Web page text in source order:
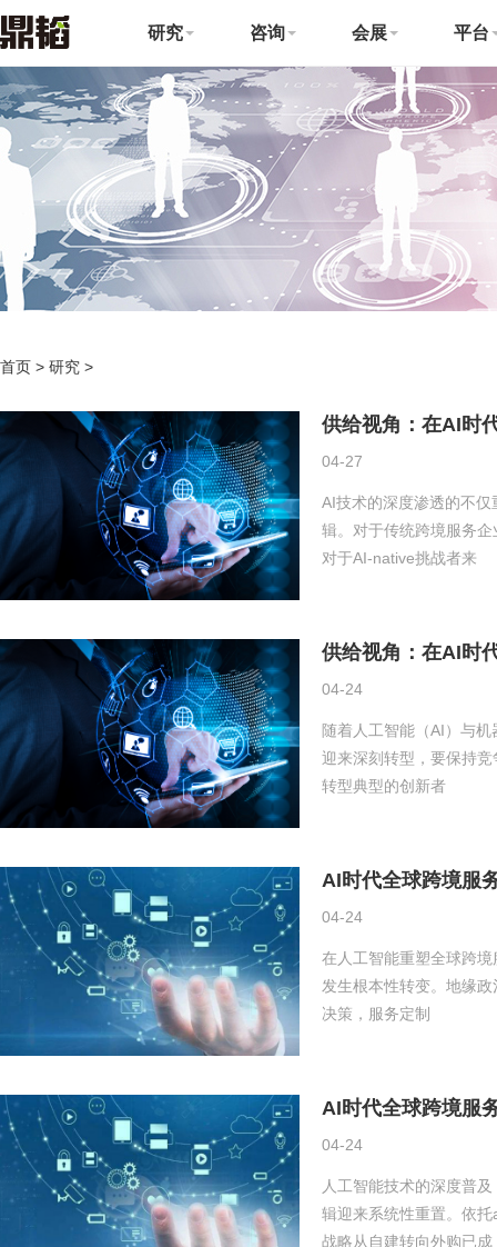
研究 咨询 会展 平台
首页 > 研究 >
供给视角：在AI时
04-27
AI技术的深度渗透的不
辑。对于传统跨境服务
对于AI-native挑战者来
供给视角：在AI时
04-24
随着人工智能（AI）与
迎来深刻转型，要保持
转型典型的创新者
AI时代全球跨境服
04-24
在人工智能重塑全球跨
发生根本性转变。地缘
决策，服务定制
AI时代全球跨境服
04-24
人工智能技术的深度普
辑迎来系统性重置。依
战略从自建转向外购已成